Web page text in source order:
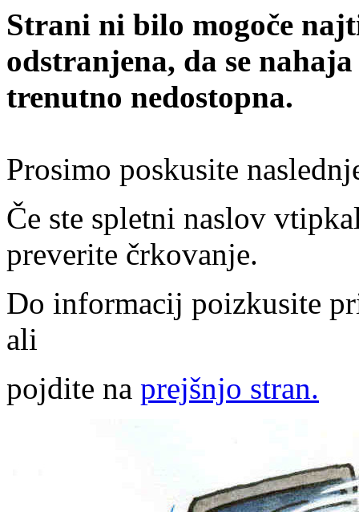
Strani ni bilo mogoče
odstranjena, da se
trenutno nedostopna.
Prosimo poskusite
Če ste spletni naslov
preverite črkovanje.
Do informacij poizkusite
ali
pojdite na prejšnjo stran.